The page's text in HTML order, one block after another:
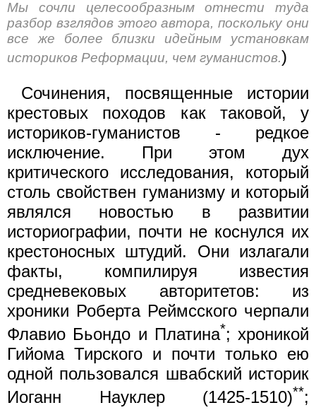
Мы сочли целесообразным отнести туда
разбор взглядов этого автора, поскольку они
все же более близки идейным установкам
историков Реформации, чем гуманистов.)
Сочинения, посвященные истории
крестовых походов как таковой, у
историков-гуманистов - редкое
исключение. При этом дух
критического исследования, который
столь свойствен гуманизму и который
являлся новостью в развитии
историографии, почти не коснулся их
крестоносных штудий. Они излагали
факты, компилируя известия
средневековых авторитетов: из
хроники Роберта Реймсского черпали
Флавио Бьондо и Платина*; хроникой
Гийома Тирского и почти только ею
одной пользовался швабский историк
Иоганн Науклер (1425-1510)**;